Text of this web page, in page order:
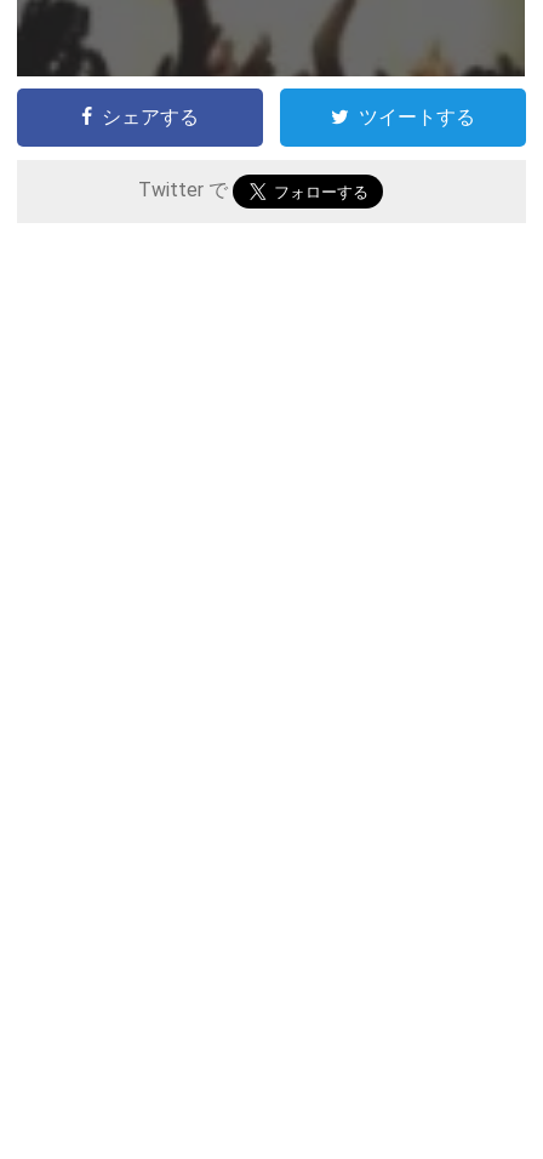
シェアする ツイートする
Twitter で